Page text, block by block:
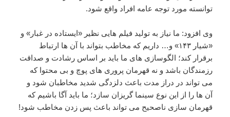
توانسته مورد توجه عامه افراد واقع شود.
وی افزود: ما نیاز به تولید فیلم هایی نظیر «ایستاده در غبار» و
«شیار ۱۴۳» و… داریم که مخاطب بتواند با آن ها ارتباط
برقرار کند؛ الگوسازی های ما باید بر اساس رشادت و صداقت
رزمندگان باشد و نه قهرمان پروری های پوچ و بی محتوا که
می تواند در دراز مدت باعث دلزدگی شدید مخاطبان شود و
آن ها را از این نوع سینما گریزان سازد؛ ما باید آگا باشیم که
قهرمان سازی ناصحیح می تواند باعث پس زدن مخاطب شود!